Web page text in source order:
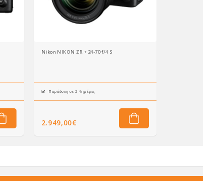
Nikon NIKON ZR + 24-70 f/4 S
Παράδοση σε 2-4 ημέρες
2.949,00€